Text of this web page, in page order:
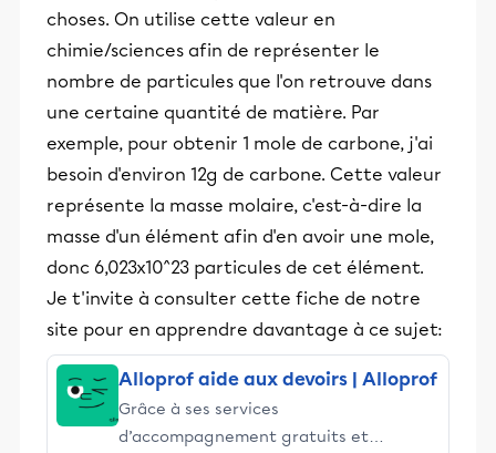
choses. On utilise cette valeur en
chimie/sciences afin de représenter le
nombre de particules que l'on retrouve dans
une certaine quantité de matière. Par
exemple, pour obtenir 1 mole de carbone, j'ai
besoin d'environ 12g de carbone. Cette valeur
représente la masse molaire, c'est-à-dire la
masse d'un élément afin d'en avoir une mole,
donc 6,023x10^23 particules de cet élément.
Je t'invite à consulter cette fiche de notre
site pour en apprendre davantage à ce sujet:
Alloprof aide aux devoirs | Alloprof
Grâce à ses services
d’accompagnement gratuits et